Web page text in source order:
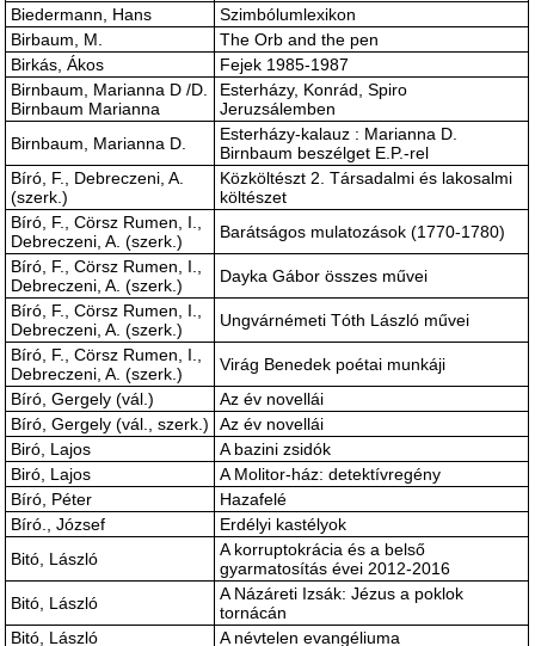
Biedermann, Hans
Szimbólumlexikon
Birbaum, M.
The Orb and the pen
Birkás, Ákos
Fejek 1985-1987
Birnbaum, Marianna D /D.
Birnbaum Marianna
Esterházy, Konrád, Spiro
Jeruzsálemben
Birnbaum, Marianna D.
Esterházy-kalauz : Marianna D.
Birnbaum beszélget E.P.-rel
Bíró, F., Debreczeni, A.
(szerk.)
Közköltészt 2. Társadalmi és lakosalmi
költészet
Bíró, F., Cörsz Rumen, I.,
Debreczeni, A. (szerk.)
Barátságos mulatozások (1770-1780)
Bíró, F., Cörsz Rumen, I.,
Debreczeni, A. (szerk.)
Dayka Gábor összes művei
Bíró, F., Cörsz Rumen, I.,
Debreczeni, A. (szerk.)
Ungvárnémeti Tóth László művei
Bíró, F., Cörsz Rumen, I.,
Debreczeni, A. (szerk.)
Virág Benedek poétai munkáji
Bíró, Gergely (vál.)
Az év novellái
Bíró, Gergely (vál., szerk.)
Az év novellái
Biró, Lajos
A bazini zsidók
Biró, Lajos
A Molitor-ház: detektívregény
Bíró, Péter
Hazafelé
Bíró., József
Erdélyi kastélyok
Bitó, László
A korruptokrácia és a belső
gyarmatosítás évei 2012-2016
Bitó, László
A Názáreti Izsák: Jézus a poklok
tornácán
Bitó, László
A névtelen evangéliuma